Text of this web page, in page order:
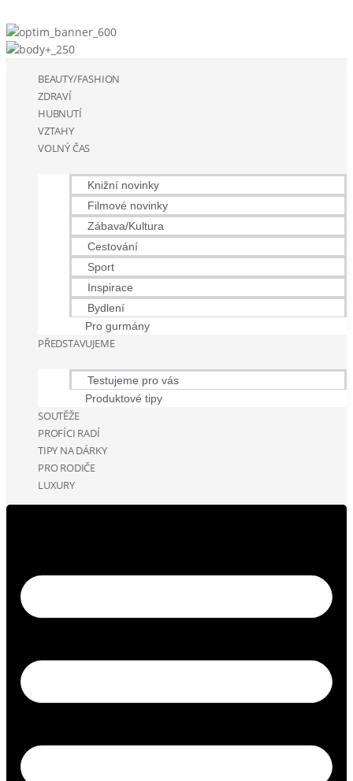
BEAUTY/FASHION
ZDRAVÍ
HUBNUTÍ
VZTAHY
VOLNÝ ČAS
Knižní novinky
Filmové novinky
Zábava/Kultura
Cestování
Sport
Inspirace
Bydlení
Pro gurmány
PŘEDSTAVUJEME
Testujeme pro vás
Produktové tipy
SOUTĚŽE
PROFÍCI RADÍ
TIPY NA DÁRKY
PRO RODIČE
LUXURY